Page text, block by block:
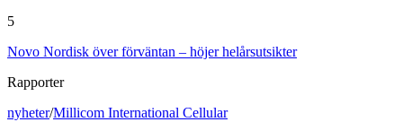
5
Novo Nordisk över förväntan – höjer helårsutsikter
Rapporter
nyheter/Millicom International Cellular